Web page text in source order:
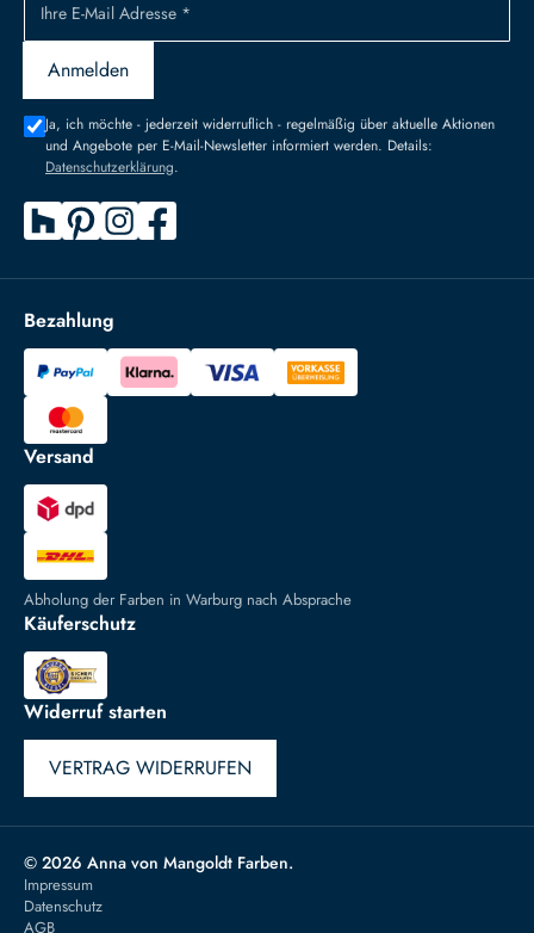
Ihre E-Mail Adresse *
Anmelden
Ja, ich möchte - jederzeit widerruflich - regelmäßig über aktuelle Aktionen
und Angebote per E-Mail-Newsletter informiert werden. Details:
Datenschutzerklärung.
Bezahlung
Versand
Abholung der Farben in Warburg nach Absprache
Käuferschutz
Widerruf starten
VERTRAG WIDERRUFEN
© 2026 Anna von Mangoldt Farben.
Impressum
Datenschutz
AGB